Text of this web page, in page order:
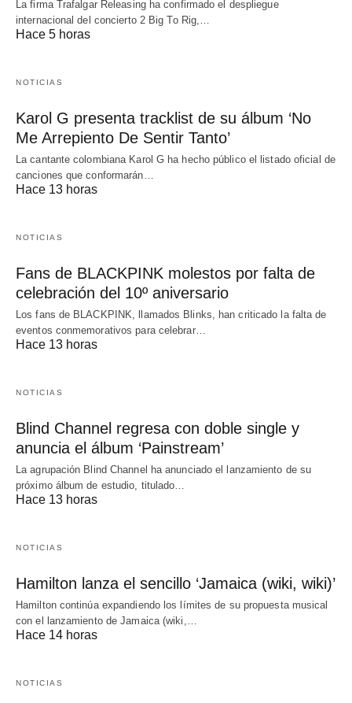
La firma Trafalgar Releasing ha confirmado el despliegue
internacional del concierto 2 Big To Rig,…
Hace 5 horas
NOTICIAS
Karol G presenta tracklist de su álbum ‘No
Me Arrepiento De Sentir Tanto’
La cantante colombiana Karol G ha hecho público el listado oficial de
canciones que conformarán…
Hace 13 horas
NOTICIAS
Fans de BLACKPINK molestos por falta de
celebración del 10º aniversario
Los fans de BLACKPINK, llamados Blinks, han criticado la falta de
eventos conmemorativos para celebrar…
Hace 13 horas
NOTICIAS
Blind Channel regresa con doble single y
anuncia el álbum ‘Painstream’
La agrupación Blind Channel ha anunciado el lanzamiento de su
próximo álbum de estudio, titulado…
Hace 13 horas
NOTICIAS
Hamilton lanza el sencillo ‘Jamaica (wiki, wiki)’
Hamilton continúa expandiendo los límites de su propuesta musical
con el lanzamiento de Jamaica (wiki,…
Hace 14 horas
NOTICIAS